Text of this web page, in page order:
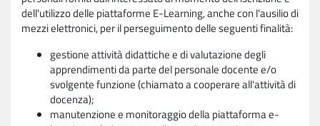
dell'utilizzo delle piattaforme E-Learning, anche con l'ausilio di
mezzi elettronici, per il perseguimento delle seguenti finalità:
gestione attività didattiche e di valutazione degli
apprendimenti da parte del personale docente e/o
svolgente funzione (chiamato a cooperare all'attività di
docenza);
manutenzione e monitoraggio della piattaforma e-